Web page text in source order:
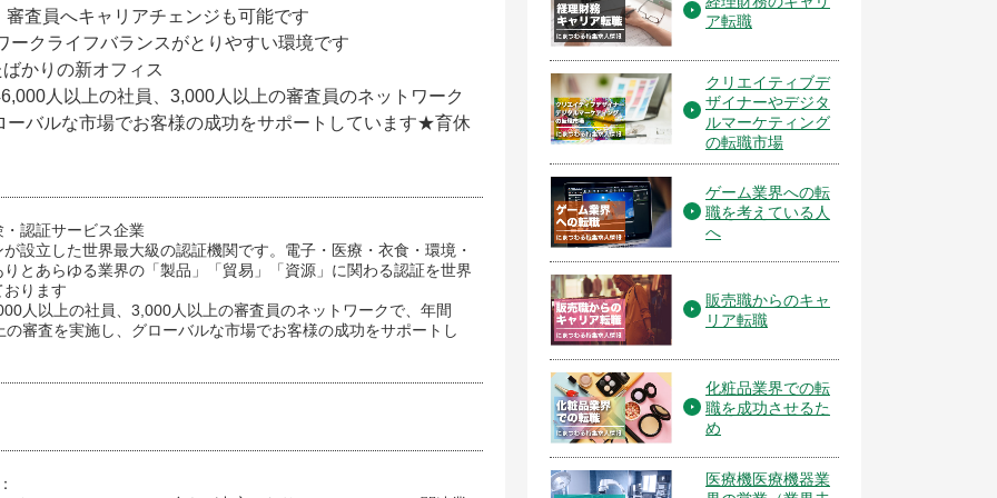
査員へキャリアチェンジも可能です
クライフバランスがとりやすい環境です
かりの新オフィス
人以上の社員、3,000人以上の審査員のネットワーク
バルな市場でお客様の成功をサポートしています★育休
・認証サービス企業
設立した世界最大級の認証機関です。電子・医療・衣食・環境・
とあらゆる業界の「製品」「貿易」「資源」に関わる認証を世界
ります
人以上の社員、3,000人以上の審査員のネットワークで、年間
の審査を実施し、グローバルな市場でお客様の成功をサポートし
ア転職
クリエイティブデ
ザイナーやデジタ
ルマーケティング
の転職市場
ゲーム業界への転
職を考えている人
へ
販売職からのキャ
リア転職
化粧品業界での転
職を成功させるた
め
医療機医療機器業